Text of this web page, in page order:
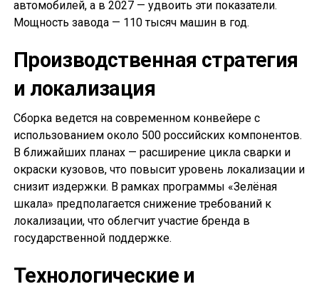
автомобилей, а в 2027 — удвоить эти показатели.
Мощность завода — 110 тысяч машин в год.
Производственная стратегия
и локализация
Сборка ведется на современном конвейере с
использованием около 500 российских компонентов.
В ближайших планах — расширение цикла сварки и
окраски кузовов, что повысит уровень локализации и
снизит издержки. В рамках программы «Зелёная
шкала» предполагается снижение требований к
локализации, что облегчит участие бренда в
государственной поддержке.
Технологические и